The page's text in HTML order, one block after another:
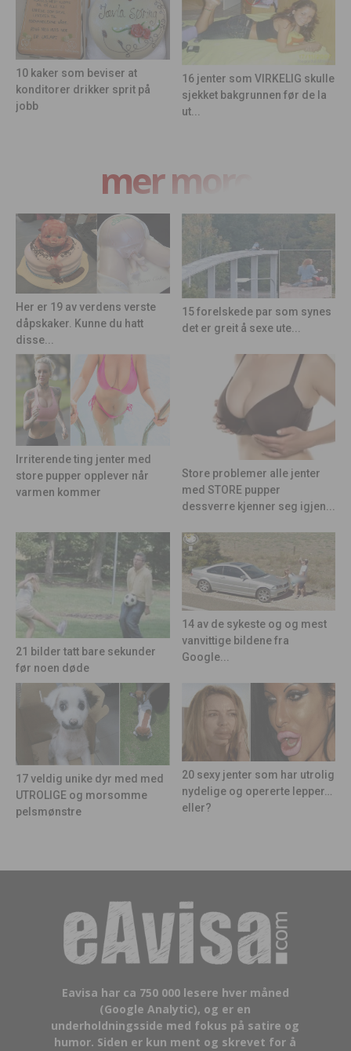
10 kaker som beviser at
konditorer drikker sprit på
jobb
16 jenter som VIRKELIG skulle
sjekket bakgrunnen før de la
ut...
mer moro
Her er 19 av verdens verste
dåpskaker. Kunne du hatt
disse...
15 forelskede par som synes
det er greit å sexe ute...
Irriterende ting jenter med
store pupper opplever når
varmen kommer
Store problemer alle jenter
med STORE pupper
dessverre kjenner seg igjen...
21 bilder tatt bare sekunder
før noen døde
14 av de sykeste og og mest
vanvittige bildene fra
Google...
17 veldig unike dyr med med
UTROLIGE og morsomme
pelsmønstre
20 sexy jenter som har utrolig
nydelige og opererte lepper…
eller?
Eavisa har ca 750 000 lesere hver måned
(Google Analytic), og er en
underholdningsside med fokus på satire og
humor. Siden er kun ment og skrevet for å